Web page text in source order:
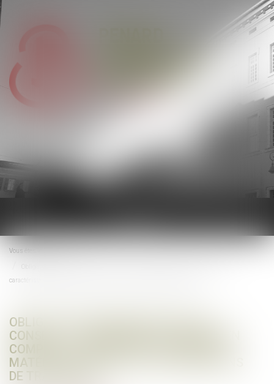
le
menu
Vous êtes ici :
caractéristiques des matériaux vendus et les conditions de transport
OBLIGATION D’INFORMATION ET DE
CONSEIL : LE VENDEUR DOIT PRENDRE EN
COMPTE LES CARACTÉRISTIQUES DES
MATÉRIAUX VENDUS ET LES CONDITIONS
DE TRANSPORT